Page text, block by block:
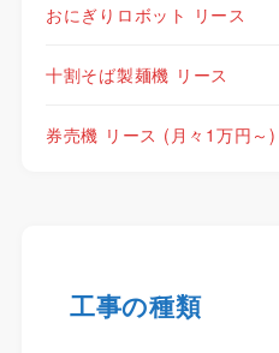
おにぎりロボット リース
十割そば製麺機 リース
券売機 リース (月々1万円～)
工事の種類